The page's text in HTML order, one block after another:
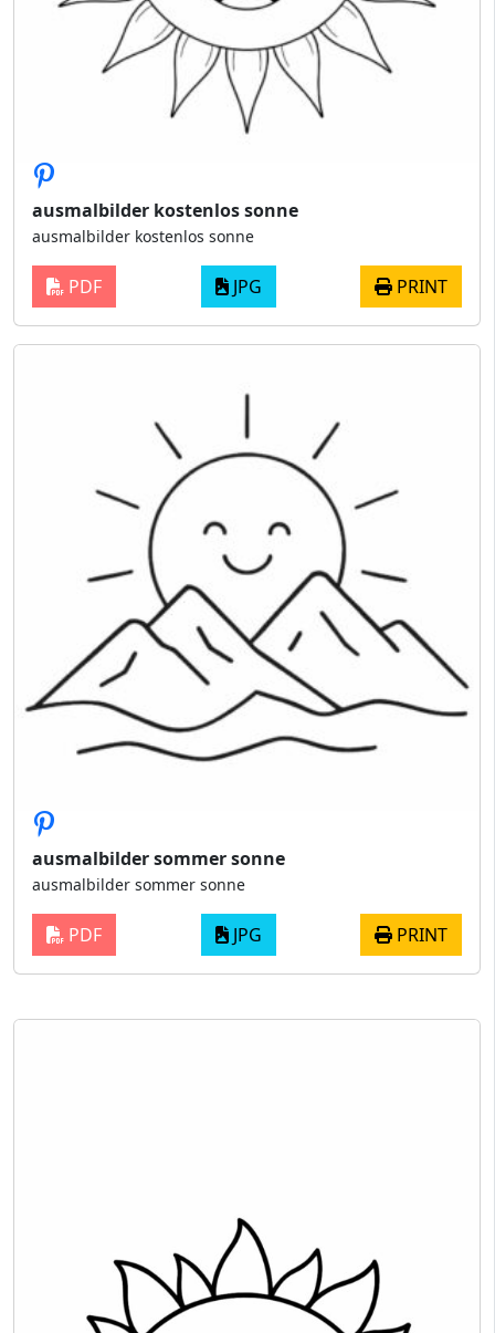
ausmalbilder kostenlos sonne
ausmalbilder kostenlos sonne
PDF JPG PRINT
ausmalbilder sommer sonne
ausmalbilder sommer sonne
PDF JPG PRINT